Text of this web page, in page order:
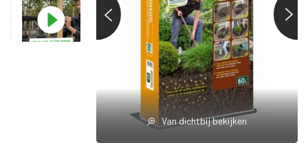
Van dichtbij bekijken